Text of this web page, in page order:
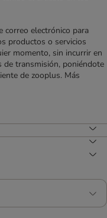
correo electrónico para
productos o servicios
momento, sin incurrir en
de transmisión, poniéndote
de zooplus. Más